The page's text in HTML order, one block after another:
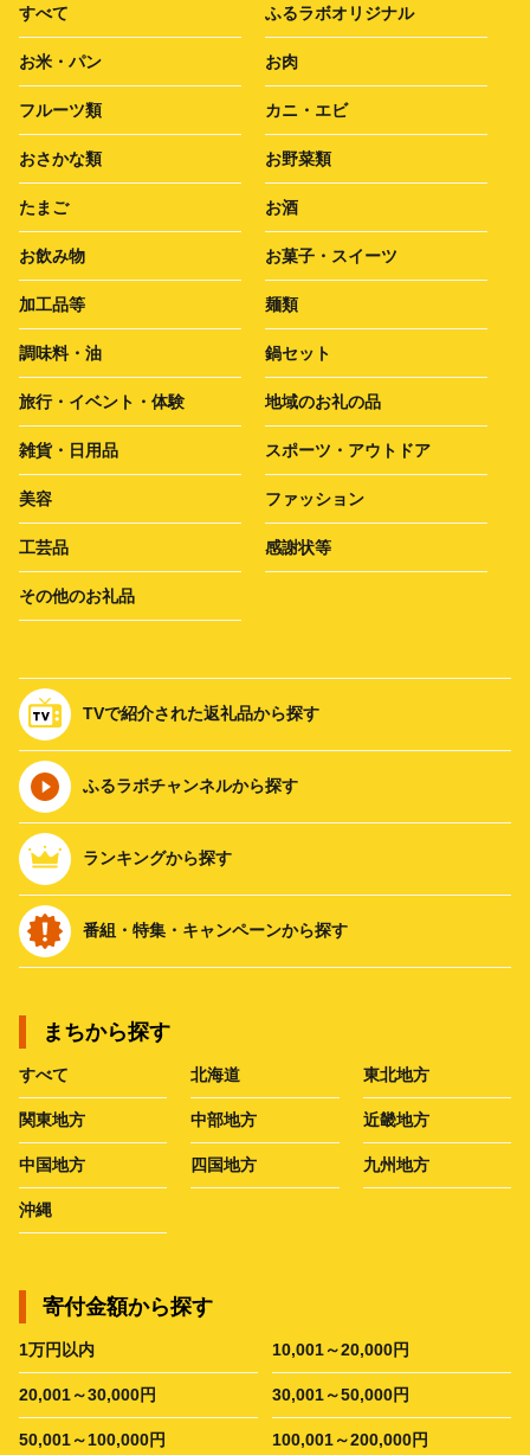
すべて ふるラボオリジナル
お米・パン お肉
フルーツ類 カニ・エビ
おさかな類 お野菜類
たまご お酒
お飲み物 お菓子・スイーツ
加工品等 麺類
調味料・油 鍋セット
旅行・イベント・体験 地域のお礼の品
雑貨・日用品 スポーツ・アウトドア
美容 ファッション
工芸品 感謝状等
その他のお礼品
TVで紹介された返礼品から探す
ふるラボチャンネルから探す
ランキングから探す
番組・特集・キャンペーンから探す
まちから探す
すべて 北海道 東北地方
関東地方 中部地方 近畿地方
中国地方 四国地方 九州地方
沖縄
寄付金額から探す
1万円以内 10,001～20,000円
20,001～30,000円 30,001～50,000円
50,001～100,000円 100,001～200,000円